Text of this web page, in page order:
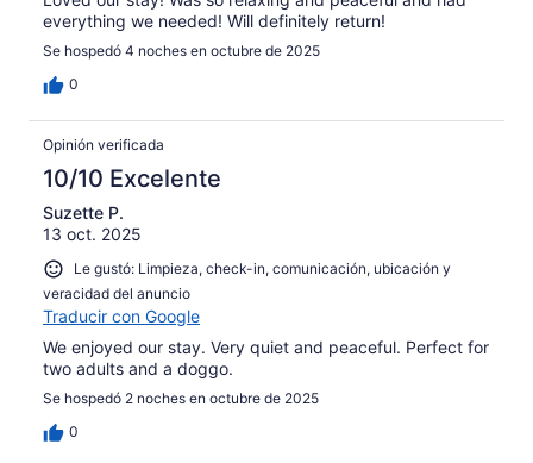
everything we needed! Will definitely return!
Se hospedó 4 noches en octubre de 2025
0
Opinión verificada
10/10 Excelente
Suzette P.
13 oct. 2025
Le gustó: Limpieza, check-in, comunicación, ubicación y
veracidad del anuncio
Traducir con Google
We enjoyed our stay. Very quiet and peaceful. Perfect for
two adults and a doggo.
Se hospedó 2 noches en octubre de 2025
0